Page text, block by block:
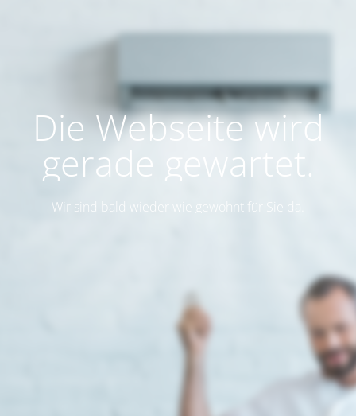
Die Webseite wird
gerade gewartet.
Wir sind bald wieder wie gewohnt für Sie da.